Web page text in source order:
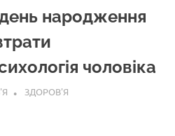
народження
чоловіка
ЗДОРОВ'Я